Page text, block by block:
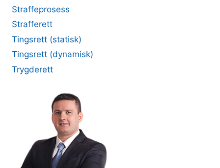
Straffeprosess
Strafferett
Tingsrett (statisk)
Tingsrett (dynamisk)
Trygderett